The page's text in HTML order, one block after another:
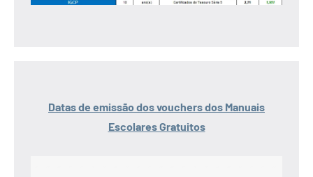
Datas de emissão dos vouchers dos Manuais
Escolares Gratuitos